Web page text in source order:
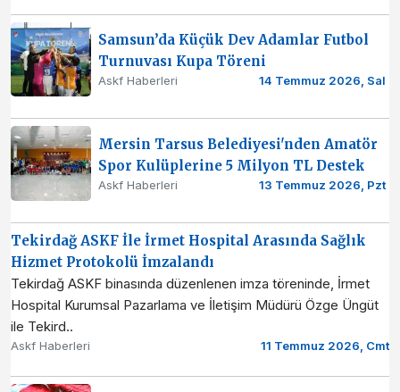
Samsun’da Küçük Dev Adamlar Futbol
Turnuvası Kupa Töreni
Askf Haberleri 14 Temmuz 2026, Sal
Mersin Tarsus Belediyesi'nden Amatör
Spor Kulüplerine 5 Milyon TL Destek
Askf Haberleri 13 Temmuz 2026, Pzt
Tekirdağ ASKF İle İrmet Hospital Arasında Sağlık
Hizmet Protokolü İmzalandı
Tekirdağ ASKF binasında düzenlenen imza töreninde, İrmet
Hospital Kurumsal Pazarlama ve İletişim Müdürü Özge Üngüt
ile Tekird..
Askf Haberleri 11 Temmuz 2026, Cmt